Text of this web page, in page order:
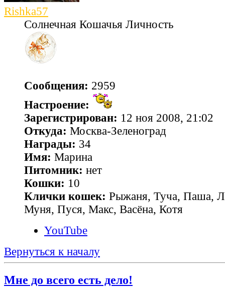
Rishka57
Солнечная Кошачья Личность
Сообщения: 2959
Настроение:
Зарегистрирован: 12 ноя 2008, 21:02
Откуда: Москва-Зеленоград
Награды: 34
Имя: Марина
Питомник: нет
Кошки: 10
Клички кошек: Рыжаня, Туча, Паша,
Муня, Пуся, Макс, Васёна, Котя
YouTube
Вернуться к началу
Мне до всего есть дело!